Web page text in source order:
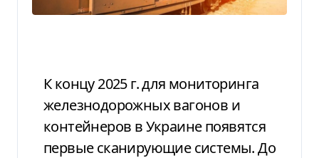
К концу 2025 г. для мониторинга
железнодорожных вагонов и
контейнеров в Украине появятся
первые сканирующие системы. До